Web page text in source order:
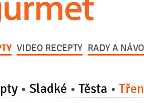
VIDEO RECEPTY RADY A
Sladké Těsta